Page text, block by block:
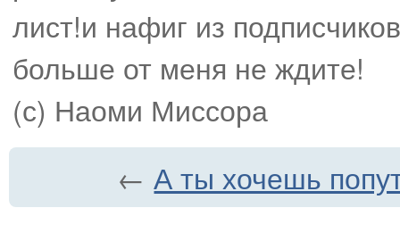
лист!и нафиг из
больше от меня не ждите!
(с) Наоми Миссора
←А ты хочешь